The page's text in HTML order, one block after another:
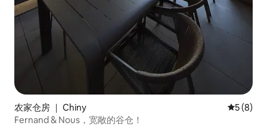
农家仓房 ｜ Chiny 平均评分
5 (8)
Fernand & Nous，宽敞的谷仓！